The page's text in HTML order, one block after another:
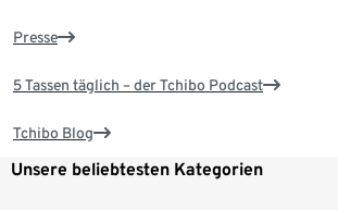
Presse
5 Tassen täglich – der Tchibo Podcast
Tchibo Blog
Unsere beliebtesten Kategorien